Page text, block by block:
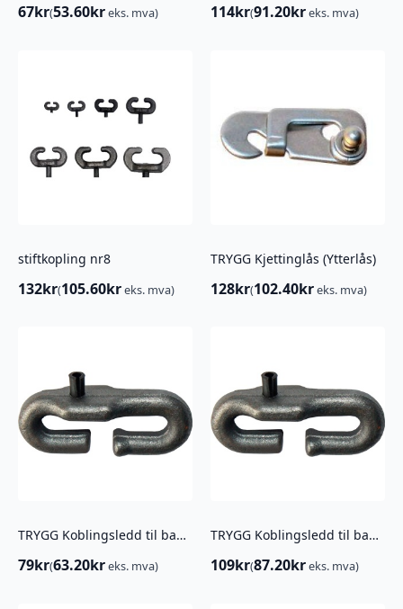
67kr(53.60kreks. mva) 114kr(91.20kreks. mva)
stiftkopling nr8
132kr(105.60kreks. mva)
TRYGG Kjettinglås (Ytterlås)
128kr(102.40kreks. mva)
TRYGG Koblingsledd til banen 5mm
79kr(63.20kreks. mva)
TRYGG Koblingsledd til banen 8MM
109kr(87.20kreks. mva)